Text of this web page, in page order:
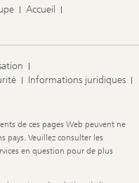
Accueil
Informations juridiques
de ces pages Web peuvent ne
pays. Veuillez consulter les
en question pour de plus